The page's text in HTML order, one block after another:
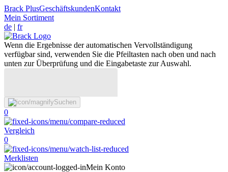
Brack PlusGeschäftskundenKontakt
Mein Sortiment
de | fr
Wenn die Ergebnisse der automatischen Vervollständigung
verfügbar sind, verwenden Sie die Pfeiltasten nach oben und nach
unten zur Überprüfung und die Eingabetaste zur Auswahl.
Suchen
0
Vergleich
0
Merklisten
Mein Konto